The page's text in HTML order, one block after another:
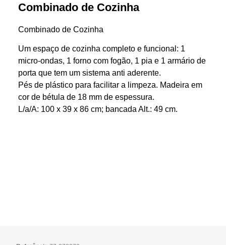
Combinado de Cozinha
Combinado de Cozinha
Um espaço de cozinha completo e funcional: 1
micro-ondas, 1 forno com fogão, 1 pia e 1 armário de
porta que tem um sistema anti aderente.
Pés de plástico para facilitar a limpeza. Madeira em
cor de bétula de 18 mm de espessura.
L/a/A: 100 x 39 x 86 cm; bancada Alt.: 49 cm.